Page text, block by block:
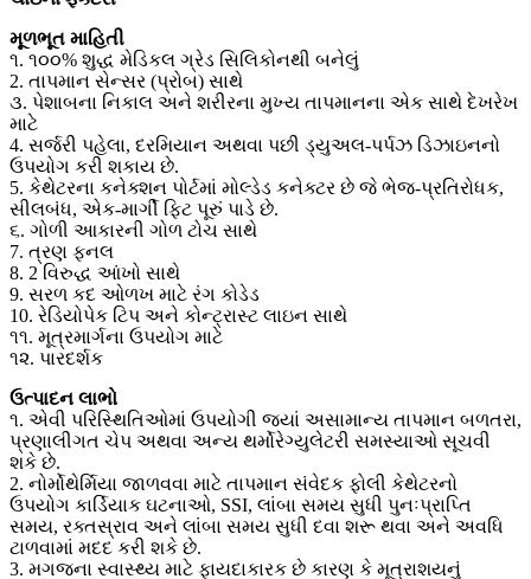
મૂળભૂત માહિતી
૧. ૧૦૦% શુદ્ધ મેડિકલ ગ્રેડ સિલિકોનથી બનેલું
2. તાપમાન સેન્સર (પ્રોબ) સાથે
૩. પેશાબના નિકાલ અને શરીરના મુખ્ય તાપમાનના એક સાથે દેખરેખ
માટે
4. સર્જરી પહેલા, દરમિયાન અથવા પછી ડ્યુઅલ-પર્પઝ ડિઝાઇનનો
ઉપયોગ કરી શકાય છે.
5. કેથેટરના કનેક્શન પોર્ટમાં મોલ્ડેડ કનેક્ટર છે જે ભેજ-પ્રતિરોધક,
સીલબંધ, એક-માર્ગી ફિટ પૂરું પાડે છે.
૬. ગોળી આકારની ગોળ ટોચ સાથે
7. ત્રણ ફનલ
8. 2 વિરુદ્ધ આંખો સાથે
9. સરળ કદ ઓળખ માટે રંગ કોડેડ
10. રેડિયોપેક ટિપ અને કોન્ટ્રાસ્ટ લાઇન સાથે
૧૧. મૂત્રમાર્ગના ઉપયોગ માટે
૧૨. પારદર્શક
ઉત્પાદન લાભો
૧. એવી પરિસ્થિતિઓમાં ઉપયોગી જ્યાં અસામાન્ય તાપમાન બળતરા,
પ્રણાલીગત ચેપ અથવા અન્ય થર્મોરેગ્યુલેટરી સમસ્યાઓ સૂચવી
શકે છે.
2. નોર્મોથેર્મિયા જાળવવા માટે તાપમાન સંવેદક ફોલી કેથેટરનો
ઉપયોગ કાર્ડિયાક ઘટનાઓ, SSI, લાંબા સમય સુધી પુનઃપ્રાપ્તિ
સમય, રક્તસ્રાવ અને લાંબા સમય સુધી દવા શરૂ થવા અને અવધિ
ટાળવામાં મદદ કરી શકે છે.
3. મગજના સ્વાસ્થ્ય માટે ફાયદાકારક છે કારણ કે મૂત્રાશયનું